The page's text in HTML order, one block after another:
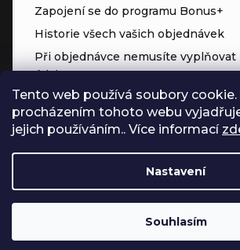
Tento web používá soubory cookie.
procházením tohoto webu
jejich používáním.. Více informací
Nastavení
Souhlasím
Zapojení se do programu Bonus+
Historie všech vašich objednávek
Při objednávce nemusíte vyplňovat
údaje
Přednostní přístup ke slevám
Body za každý nákup
Vytvořil Shoptet
Copyright 2026Čerpadla.online. Všechna